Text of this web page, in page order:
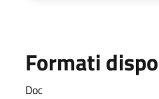
Formati
Doc